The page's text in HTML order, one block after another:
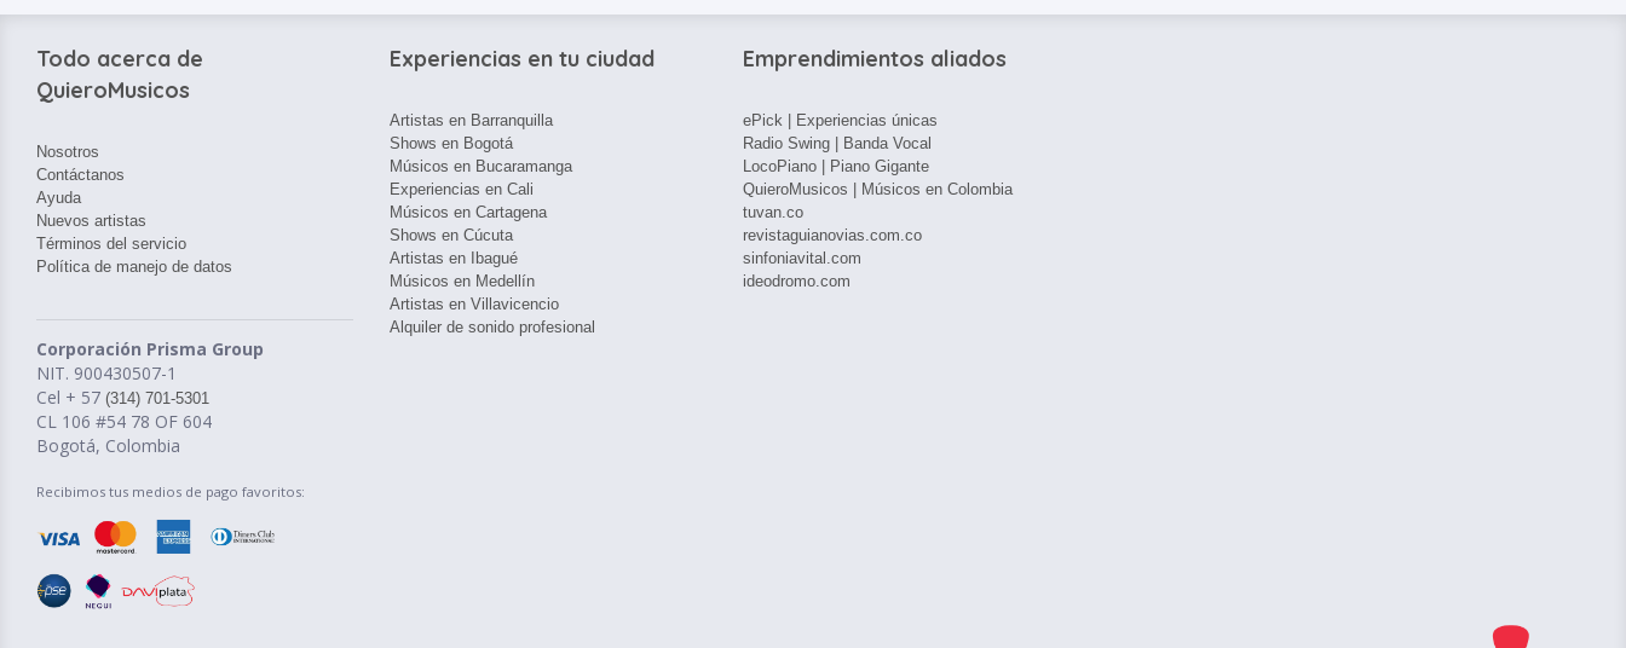
Todo acerca de
QuieroMusicos
Nosotros
Contáctanos
Ayuda
Nuevos artistas
Términos del servicio
Política de manejo de datos
Corporación Prisma Group
NIT. 900430507-1
Cel + 57 (314) 701-5301
CL 106 #54 78 OF 604
Bogotá, Colombia
Recibimos tus medios de pago favoritos:
Experiencias en tu ciudad
Artistas en Barranquilla
Shows en Bogotá
Músicos en Bucaramanga
Experiencias en Cali
Músicos en Cartagena
Shows en Cúcuta
Artistas en Ibagué
Músicos en Medellín
Artistas en Villavicencio
Alquiler de sonido profesional
Emprendimientos aliados
ePick | Experiencias únicas
Radio Swing | Banda Vocal
LocoPiano | Piano Gigante
QuieroMusicos | Músicos en Colombia
tuvan.co
revistaguianovias.com.co
sinfoniavital.com
ideodromo.com